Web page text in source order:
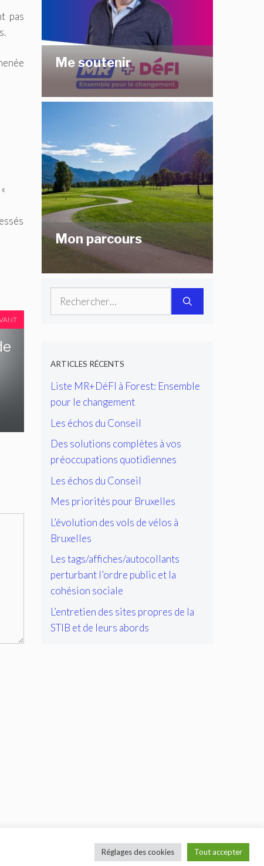
pas
Me soutenir
Mon parcours
Rechercher :
ARTICLES RÉCENTS
Liste MR+DéFI à Forest: Ensemble
pour le changement
Les échos du Conseil
Des solutions complètes à vos
préoccupations quotidiennes
Les échos du Conseil
Mes priorités pour Bruxelles
L’évolution des vols de vélos à
Bruxelles
Les tags/affiches/autocollants
perturbant l’ordre public et la
cohésion sociale
L’entretien des sites propres de la
STIB et de leurs abords
Réglages des cookies Tout accepter